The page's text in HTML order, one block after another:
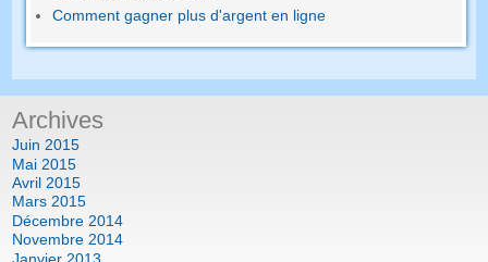
Comment gagner plus d'argent en ligne
Archives
Juin 2015
Mai 2015
Avril 2015
Mars 2015
Décembre 2014
Novembre 2014
Janvier 2013